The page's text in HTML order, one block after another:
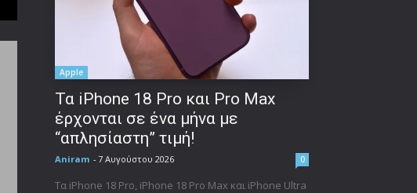
Apple
Τα iPhone 18 Pro και Pro Max
έρχονται σε ένα μήνα με
“απλησίαστη” τιμή!
Aniram - 7 Αυγούστου 2026 0
Τα iPhone 18 Pro, iPhone 18 Pro Max και iPhone Ultra